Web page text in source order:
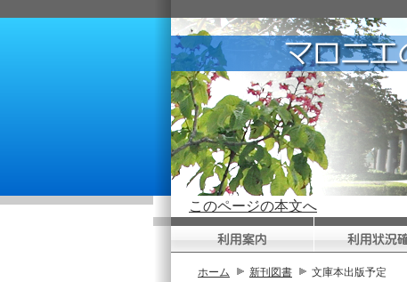
このページの本文へ
ホーム 新刊図書 文庫本出版予定